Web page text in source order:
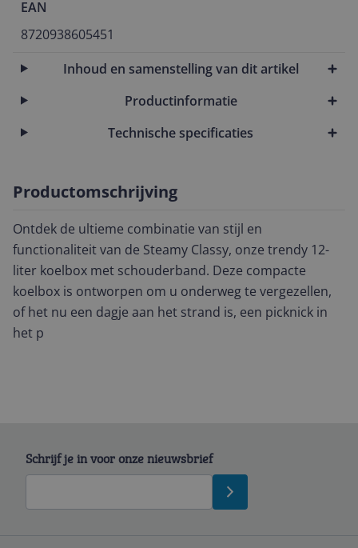
EAN
8720938605451
Inhoud en samenstelling van dit artikel
Productinformatie
Technische specificaties
Productomschrijving
Ontdek de ultieme combinatie van stijl en
functionaliteit van de Steamy Classy, onze trendy 12-
liter koelbox met schouderband. Deze compacte
koelbox is ontworpen om u onderweg te vergezellen,
of het nu een dagje aan het strand is, een picknick in
het p
Schrijf je in voor onze nieuwsbrief